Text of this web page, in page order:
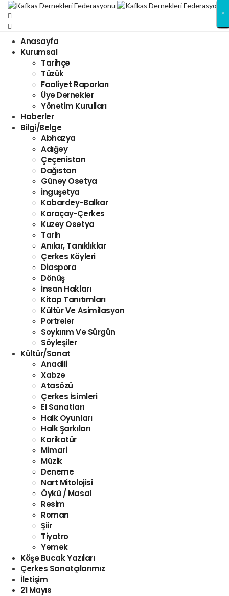
Anasayfa
Kurumsal
Tarihçe
Tüzük
Faaliyet Raporları
Üye Dernekler
Yönetim Kurulları
Haberler
Bilgi/Belge
Abhazya
Adığey
Çeçenistan
Dağıstan
Güney Osetya
İnguşetya
Kabardey-Balkar
Karaçay-Çerkes
Kuzey Osetya
Tarih
Anılar, Tanıklıklar
Çerkes Köyleri
Diaspora
Dönüş
İnsan Hakları
Kitap Tanıtımları
Kültür Ve Asimilasyon
Portreler
Soykırım Ve Sürgün
Söyleşiler
Kültür/Sanat
Anadili
Xabze
Atasözü
Çerkes İsimleri
El Sanatları
Halk Oyunları
Halk Şarkıları
Karikatür
Mimari
Müzik
Deneme
Nart Mitolojisi
Öykü / Masal
Resim
Roman
Şiir
Tiyatro
Yemek
Köşe Bucak Yazıları
Çerkes Sanatçılarımız
İletişim
21 Mayıs
×
×
×
×
×
×
×
×
×
×
×
×
×
×
×
×
×
×
×
×
×
×
×
×
×
×
×
×
×
×
×
×